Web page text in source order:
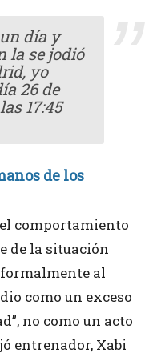
día y
la se jodió
yo
26 de
17:45
de los
comportamiento
de la situación
al
como un exceso
no como un acto
entrenador, Xabi